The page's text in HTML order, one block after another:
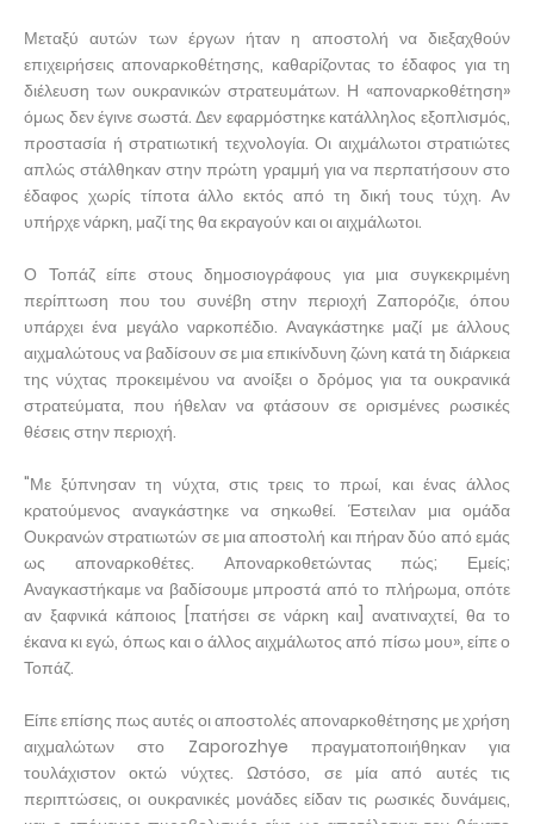
Μεταξύ αυτών των έργων ήταν η αποστολή να διεξαχθούν
επιχειρήσεις αποναρκοθέτησης, καθαρίζοντας το έδαφος για τη
διέλευση των ουκρανικών στρατευμάτων. Η «αποναρκοθέτηση»
όμως δεν έγινε σωστά. Δεν εφαρμόστηκε κατάλληλος εξοπλισμός,
προστασία ή στρατιωτική τεχνολογία. Οι αιχμάλωτοι στρατιώτες
απλώς στάλθηκαν στην πρώτη γραμμή για να περπατήσουν στο
έδαφος χωρίς τίποτα άλλο εκτός από τη δική τους τύχη. Αν
υπήρχε νάρκη, μαζί της θα εκραγούν και οι αιχμάλωτοι.
Ο Τοπάζ είπε στους δημοσιογράφους για μια συγκεκριμένη
περίπτωση που του συνέβη στην περιοχή Ζαπορόζιε, όπου
υπάρχει ένα μεγάλο ναρκοπέδιο. Αναγκάστηκε μαζί με άλλους
αιχμαλώτους να βαδίσουν σε μια επικίνδυνη ζώνη κατά τη διάρκεια
της νύχτας προκειμένου να ανοίξει ο δρόμος για τα ουκρανικά
στρατεύματα, που ήθελαν να φτάσουν σε ορισμένες ρωσικές
θέσεις στην περιοχή.
"Με ξύπνησαν τη νύχτα, στις τρεις το πρωί, και ένας άλλος
κρατούμενος αναγκάστηκε να σηκωθεί. Έστειλαν μια ομάδα
Ουκρανών στρατιωτών σε μια αποστολή και πήραν δύο από εμάς
ως αποναρκοθέτες. Αποναρκοθετώντας πώς; Εμείς;
Αναγκαστήκαμε να βαδίσουμε μπροστά από το πλήρωμα, οπότε
αν ξαφνικά κάποιος [πατήσει σε νάρκη και] ανατιναχτεί, θα το
έκανα κι εγώ, όπως και ο άλλος αιχμάλωτος από πίσω μου», είπε ο
Τοπάζ.
Είπε επίσης πως αυτές οι αποστολές αποναρκοθέτησης με χρήση
αιχμαλώτων στο Zaporozhye πραγματοποιήθηκαν για
τουλάχιστον οκτώ νύχτες. Ωστόσο, σε μία από αυτές τις
περιπτώσεις, οι ουκρανικές μονάδες είδαν τις ρωσικές δυνάμεις,